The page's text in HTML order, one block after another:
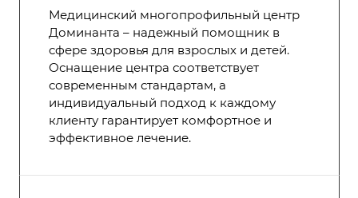
Медицинский многопрофильный центр
Доминанта – надежный помощник в
сфере здоровья для взрослых и детей.
Оснащение центра соответствует
современным стандартам, а
индивидуальный подход к каждому
клиенту гарантирует комфортное и
эффективное лечение.